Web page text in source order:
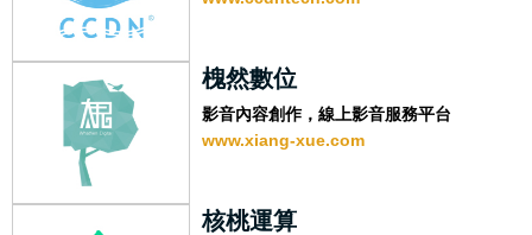
槐然數位
影音內容創作，線上影音服務平台
www.xiang-xue.com
核桃運算